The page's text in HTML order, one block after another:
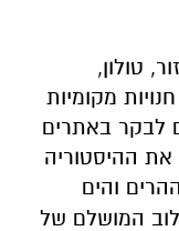
טולון,
מקומיות
לבקר באתרים
את ההיסטוריה
והים
המושלם של